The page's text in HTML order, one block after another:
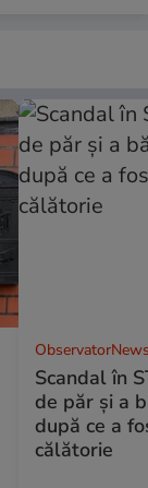
Scandal în
de păr şi a
după ce a
călătorie